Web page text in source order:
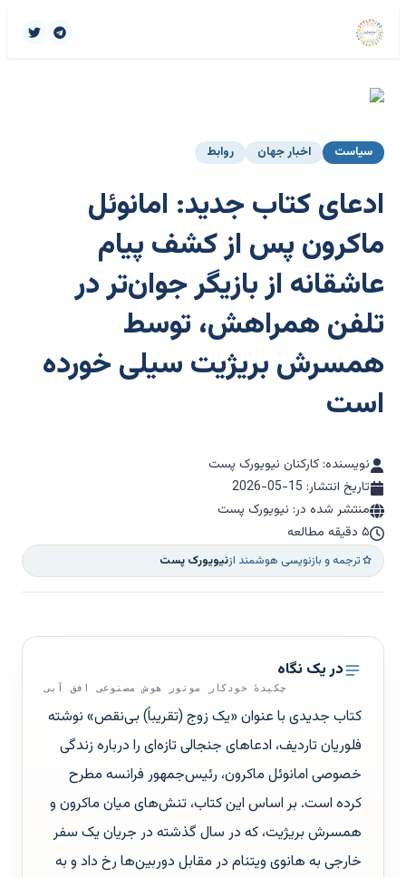
سیاست اخبار جهان روابط
ادعای کتاب جدید: امانوئل
ماکرون پس از کشف پیام
عاشقانه از بازیگر جوان‌تر در
تلفن همراهش، توسط
همسرش بریژیت سیلی خورده
است
نویسنده: کارکنان نیویورک پست
تاریخ انتشار: 2026-05-15
منتشر شده در: نیویورک پست
۵ دقیقه مطالعه
ترجمه و بازنویسی هوشمند ازنیویورک پست
در یک نگاه
چکیدهٔ خودکار موتور هوش مصنوعی افق آبی
کتاب جدیدی با عنوان «یک زوج (تقریباً) بی‌نقص» نوشته
فلوریان تاردیف، ادعاهای جنجالی تازه‌ای را درباره زندگی
خصوصی امانوئل ماکرون، رئیس‌جمهور فرانسه مطرح
کرده است. بر اساس این کتاب، تنش‌های میان ماکرون و
همسرش بریژیت، که در سال گذشته در جریان یک سفر
خارجی به هانوی ویتنام در مقابل دوربین‌ها رخ داد و به